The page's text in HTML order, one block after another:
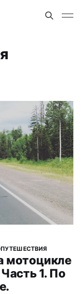
мотоцикле
1. По